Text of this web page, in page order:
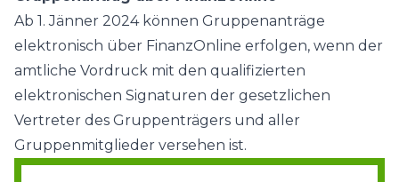
Ab 1. Jänner 2024 können Gruppenanträge
elektronisch über FinanzOnline erfolgen, wenn der
amtliche Vordruck mit den qualifizierten
elektronischen Signaturen der gesetzlichen
Vertreter des Gruppenträgers und aller
Gruppenmitglieder versehen ist.